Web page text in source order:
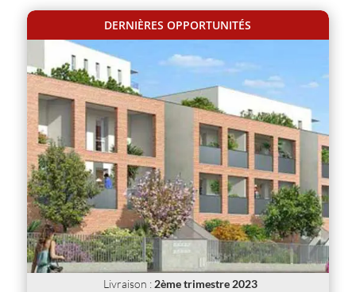
DERNIÈRES OPPORTUNITÉS
Livraison : 2ème trimestre 2023